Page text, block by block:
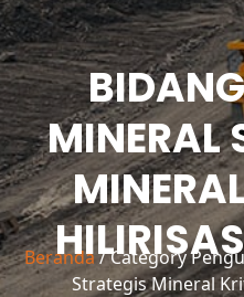
MINERAL
Beranda/ Category
Strategis Mineral